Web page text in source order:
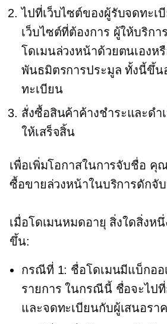
ไปที่เว็บไซต์ของผู้รับจดทะเ
เว็บไซต์ที่ต้องการ ผู้ให้บริกา
โดเมนล่วงหน้าด้วยตนเองห
พันธมิตรการประมูล ทั้งนี้ขึ้น
ทะเบียน
สั่งซื้อสินค้าค้างชำระและดำ
ให้เสร็จสิ้น
เพื่อเพิ่มโอกาสในการจับชื่อ คุ
ซื้อขายล่วงหน้าในบริการดักจั
เมื่อโดเมนหมดอายุ สิ่งใดสิ่งห
ขึ้น:
กรณีที่ 1: ชื่อโดเมนมีแบ็กออ
รายการ ในกรณีนี้ ชื่อจะไป
และจดทะเบียนกับผู้เสนอรา